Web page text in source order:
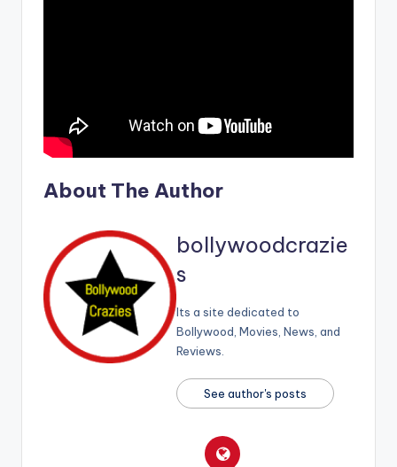
About The Author
bollywoodcrazie
s
Its a site dedicated to
Bollywood, Movies, News, and
Reviews.
See author's posts